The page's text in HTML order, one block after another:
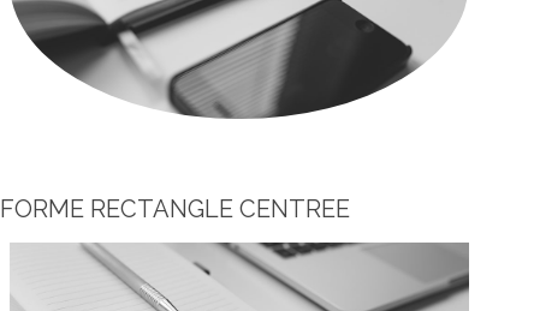
FORME RECTANGLE CENTREE